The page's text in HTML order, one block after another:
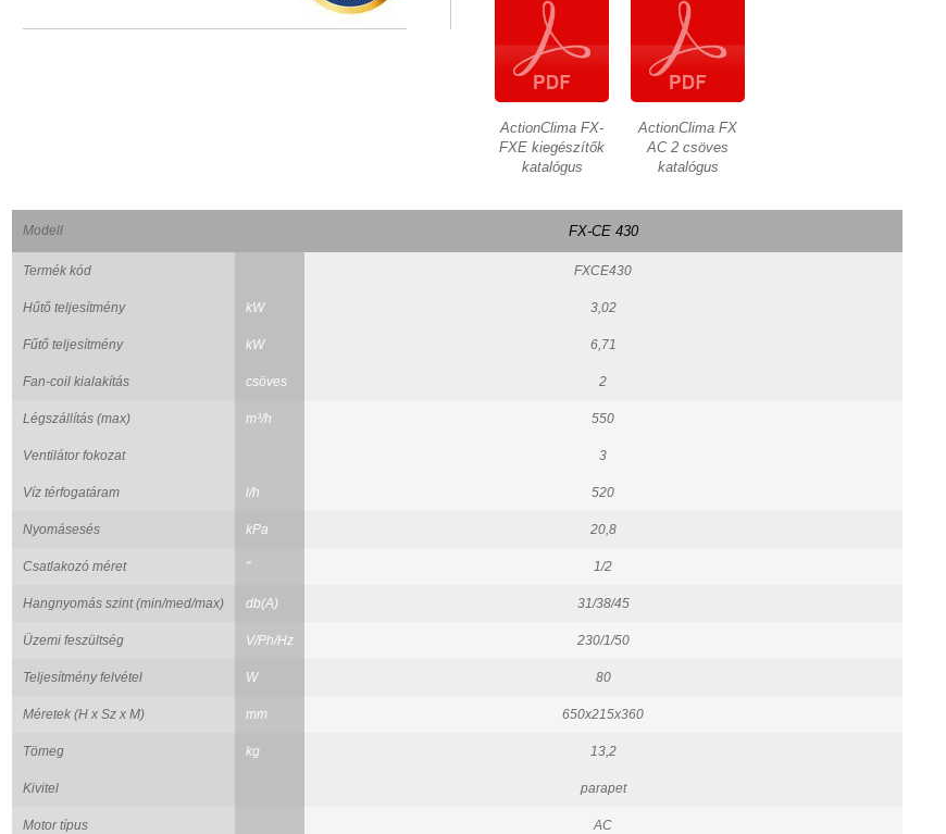
ActionClima FX-
FXE kiegészítők
katalógus
ActionClima FX
AC 2 csöves
katalógus
Modell FX-CE 430
Termék kód FXCE430
Hűtő teljesítmény kW 3,02
Fűtő teljesítmény kW 6,71
Fan-coil kialakítás csöves 2
Légszállítás (max) m³/h 550
Ventilátor fokozat 3
Víz térfogatáram l/h 520
Nyomásesés kPa 20,8
Csatlakozó méret " 1/2
Hangnyomás szint (min/med/max) db(A) 31/38/45
Üzemi feszültség V/Ph/Hz 230/1/50
Teljesítmény felvétel W 80
Méretek (H x Sz x M) mm 650x215x360
Tömeg kg 13,2
Kivitel parapet
Motor típus AC